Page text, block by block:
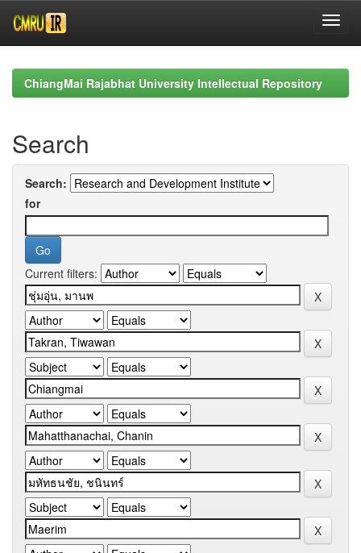
navigationChiangMai Rajabhat University Intellectual Repository
Search
Search:
for
Current filters: